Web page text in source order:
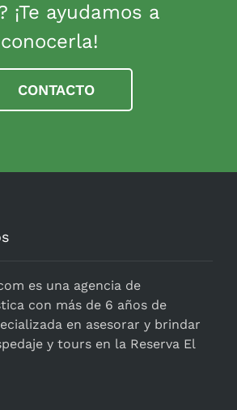
¡Te ayudamos a
conocerla!
CONTACTO
es una agencia de
con más de 6 años de
en asesorar y brindar
y tours en la Reserva El